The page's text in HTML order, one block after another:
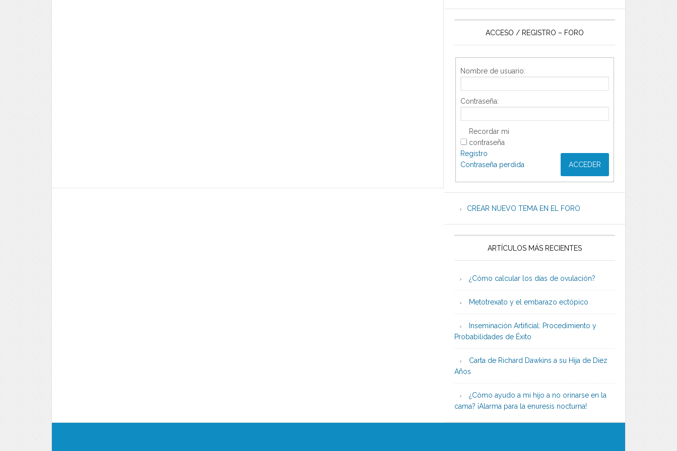
ACCESO / REGISTRO – FORO
Nombre de usuario:
Contraseña:
Recordar mi
contraseña
ACCEDER
Registro
Contraseña perdida
CREAR NUEVO TEMA EN EL FORO
ARTÍCULOS MÁS RECIENTES
¿Cómo calcular los días de ovulación?
Metotrexato y el embarazo ectópico
Inseminación Artificial: Procedimiento y
Probabilidades de Éxito
Carta de Richard Dawkins a su Hija de Diez
Años
¿Cómo ayudo a mi hijo a no orinarse en la
cama? ¡Alarma para la enuresis nocturna!